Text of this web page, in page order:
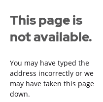
This page is
not available.
You may have typed the
address incorrectly or we
may have taken this page
down.